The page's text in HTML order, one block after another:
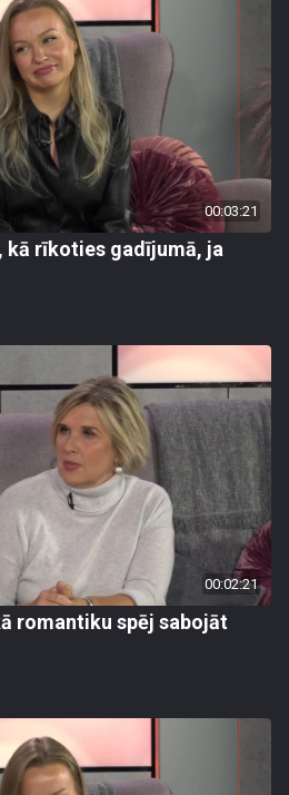
00:03:21
kā rīkoties gadījumā, ja
00:02:21
romantiku spēj sabojāt